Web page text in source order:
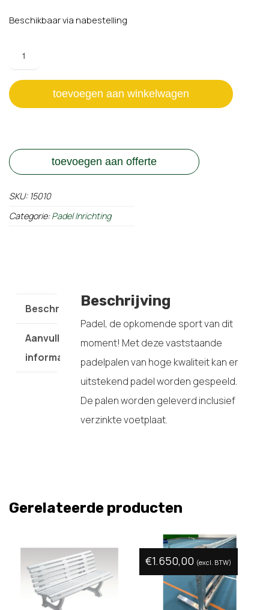
Beschikbaar via nabestelling
Padel
Alu
aantal
toevoegen aan winkelwagen
toevoegen aan offerte
SKU: 15010
Categorie:Padel Inrichting
Beschrijving
Aanvullende
informatie
Beschrijving
Padel, de opkomende sport van dit
moment! Met deze vaststaande
padelpalen van hoge kwaliteit kan er
uitstekend padel worden gespeeld.
De palen worden geleverd inclusief
verzinkte voetplaat.
Gerelateerde producten
€1.650,00 (excl. BTW)